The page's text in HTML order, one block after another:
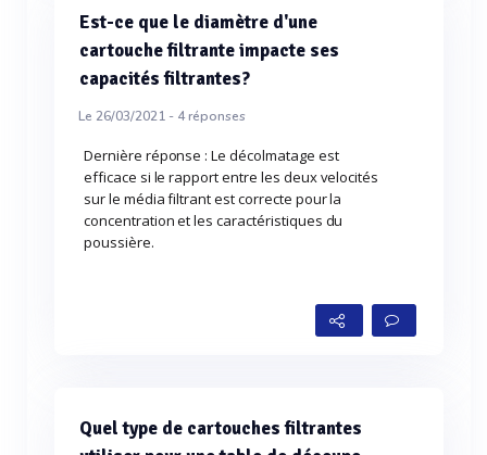
Est-ce que le diamètre d'une
cartouche filtrante impacte ses
capacités filtrantes?
Le 26/03/2021 - 4réponses
Dernière réponse : Le décolmatage est
efficace si le rapport entre les deux velocités
sur le média filtrant est correcte pour la
concentration et les caractéristiques du
poussière.
Quel type de cartouches filtrantes